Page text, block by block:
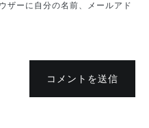
ザーに自分の名前、メールアド
コメントを送信